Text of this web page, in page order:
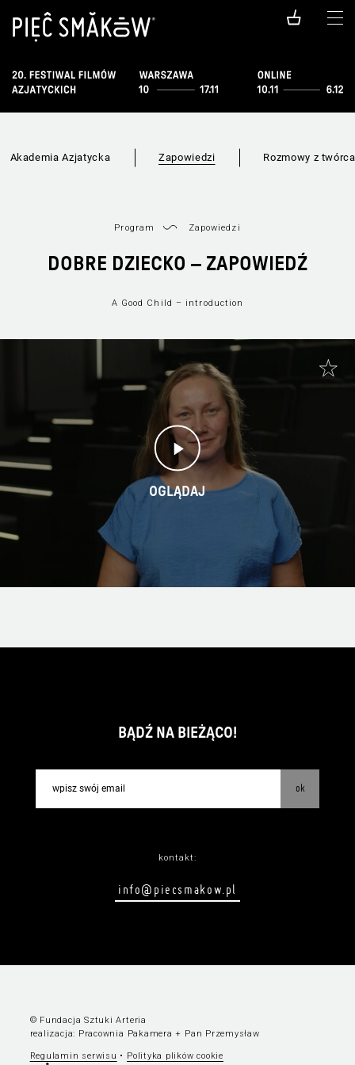
Akademia Azjatycka Zapowiedzi Rozmowy z
Program Zapowiedzi
DOBRE DZIECKO – ZAPOWIEDŹ
A Good Child – introduction
OGLĄDAJ
BĄDŹ NA BIEŻĄCO!
ok
kontakt:
info@piecsmakow.pl
© Fundacja Sztuki Arteria
realizacja: Pracownia Pakamera + Pan Przemysław
Regulamin serwisu • Polityka plików cookie